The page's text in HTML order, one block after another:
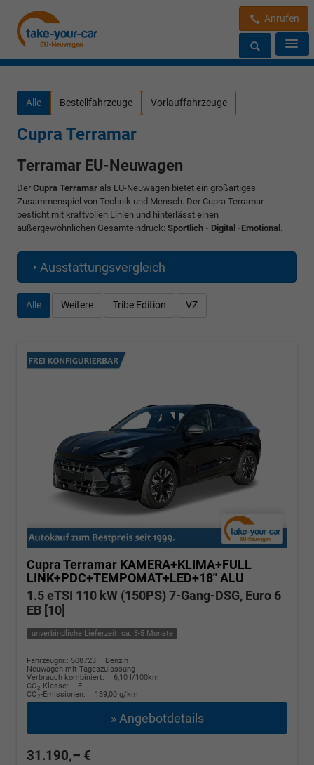
Anrufen
Alle Bestellfahrzeuge Vorlauffahrzeuge
Cupra Terramar
Terramar EU-Neuwagen
Der Cupra Terramar als EU-Neuwagen bietet ein großartiges
Zusammenspiel von Technik und Mensch. Der Cupra Terramar
besticht mit kraftvollen Linien und hinterlässt einen
außergewöhnlichen Gesamteindruck: Sportlich - Digital -Emotional
Ausstattungsvergleich
Alle Weitere Tribe Edition VZ
Cupra Terramar KAMERA+KLIMA+FULL
LINK+PDC+TEMPOMAT+LED+18" ALU
1.5 eTSI 110 kW (150PS) 7-Gang-DSG, Euro 6
EB [10]
unverbindliche Lieferzeit: ca. 3-5 Monate
Fahrzeugnr.: 508723
Benzin
Neuwagen mit Tageszulassung
Verbrauch kombiniert:
6,10 l/100km
CO2-Klasse:
E
CO2-Emissionen: 139,00 g/km
» Angebotdetails
31.190,– €